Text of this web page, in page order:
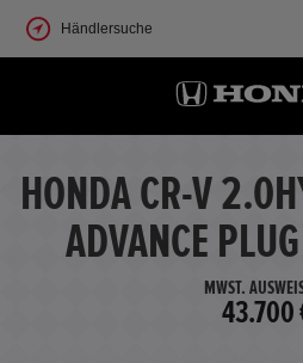
Händlersuche
HONDA CR-V
ADVANCE
MWST.
43.700